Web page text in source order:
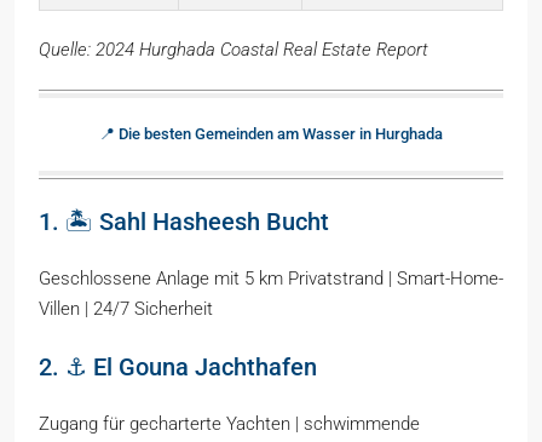
Quelle: 2024 Hurghada Coastal Real Estate Report
📍 Die besten Gemeinden am Wasser in Hurghada
1. 🏝️ Sahl Hasheesh Bucht
Geschlossene Anlage mit 5 km Privatstrand | Smart-Home-
Villen | 24/7 Sicherheit
2. ⚓ El Gouna Jachthafen
Zugang für gecharterte Yachten | schwimmende